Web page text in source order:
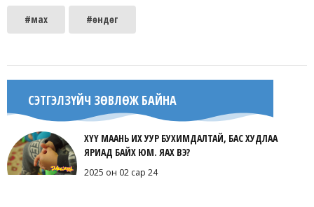
#мах #өндөг
СЭТГЭЛЗҮЙЧ ЗӨВЛӨЖ БАЙНА
ХҮҮ МААНЬ ИХ УУР БУХИМДАЛТАЙ, БАС ХУДЛАА
ЯРИАД БАЙХ ЮМ. ЯАХ ВЭ?
2025 он 02 сар 24